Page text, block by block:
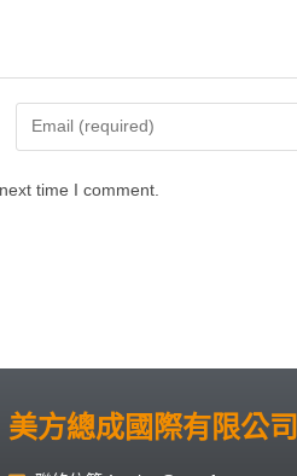
time I comment.
美方總成國際有限公司